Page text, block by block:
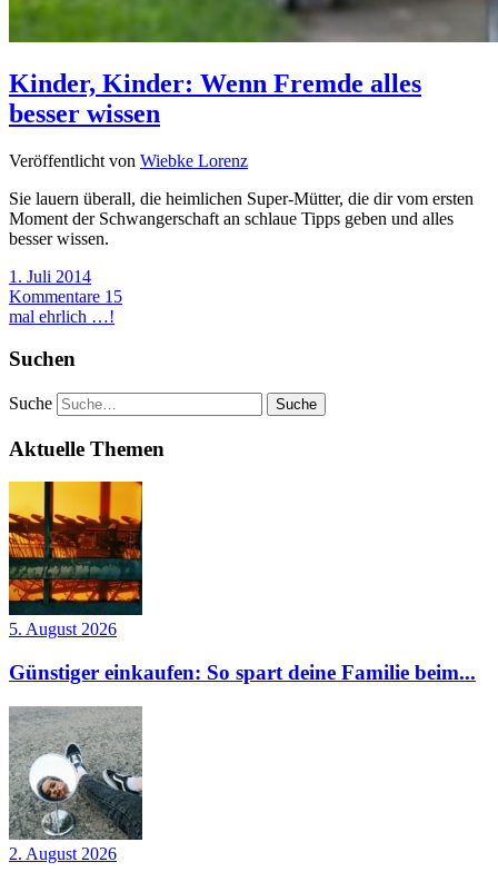
Kinder, Kinder: Wenn Fremde alles
besser wissen
Veröffentlicht von Wiebke Lorenz
Sie lauern überall, die heimlichen Super-Mütter, die dir vom ersten
Moment der Schwangerschaft an schlaue Tipps geben und alles
besser wissen.
1. Juli 2014
Kommentare 15
mal ehrlich …!
Suchen
Suche
Aktuelle Themen
5. August 2026
Günstiger einkaufen: So spart deine Familie beim...
2. August 2026